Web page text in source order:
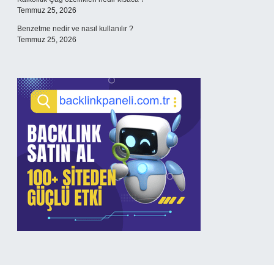
Temmuz 25, 2026
Benzetme nedir ve nasıl kullanılır ?
Temmuz 25, 2026